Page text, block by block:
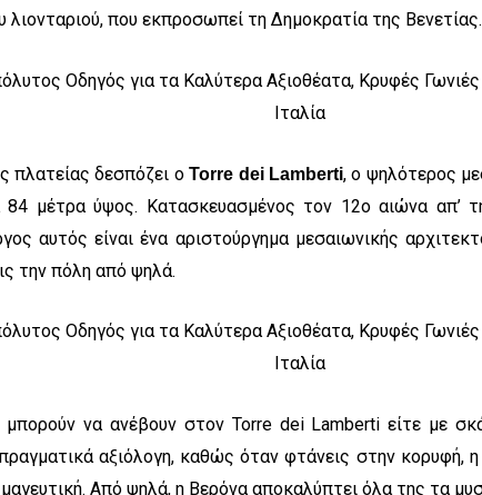
λιονταριού, που εκπροσωπεί τη Δημοκρατία της Βενετίας.
πλατείας δεσπόζει οTorre dei Lamberti, ο ψηλότερος
μέτρα ύψος. Κατασκευασμένος τον 12ο αιώνα απ’
αυτός είναι ένα αριστούργημα μεσαιωνικής
την πόλη από ψηλά.
μπορούν να ανέβουν στον Torre dei Lamberti είτε με
αξιόλογη, καθώς όταν φτάνεις στην κορυφή,
Από ψηλά, η Βερόνα αποκαλύπτει όλα της τα